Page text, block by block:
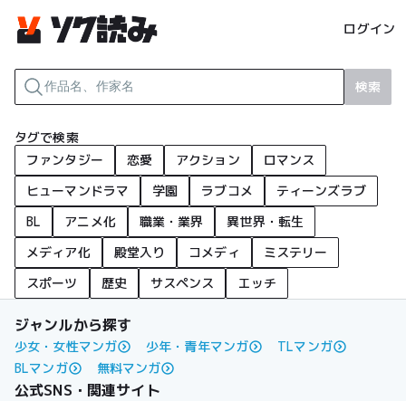
ログイン
検索
タグで検索
ファンタジー
恋愛 アクション
ロマンス
ヒューマンドラマ
学園 ラブコメ
ティーンズラブ
BL
アニメ化 職業・業界
異世界・転生
メディア化
殿堂入り コメディ
ミステリー
スポーツ
歴史 サスペンス エッチ
ジャンルから探す
少女・女性マンガ 少年・青年マンガ
TLマンガ
BLマンガ
無料マンガ
公式SNS・関連サイト